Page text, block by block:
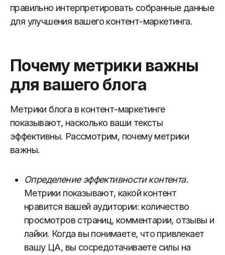
правильно интерпретировать собранные данные
для улучшения вашего контент-маркетинга.
Почему метрики важны
для вашего блога
Метрики блога в контент-маркетинге
показывают, насколько ваши тексты
эффективны. Рассмотрим, почему метрики
важны.
Определение эффективности контента.
Метрики показывают, какой контент
нравится вашей аудитории: количество
просмотров страниц, комментарии, отзывы и
лайки. Когда вы понимаете, что привлекает
вашу ЦА, вы сосредотачиваете силы на